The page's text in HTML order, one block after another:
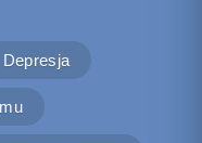
Depresja